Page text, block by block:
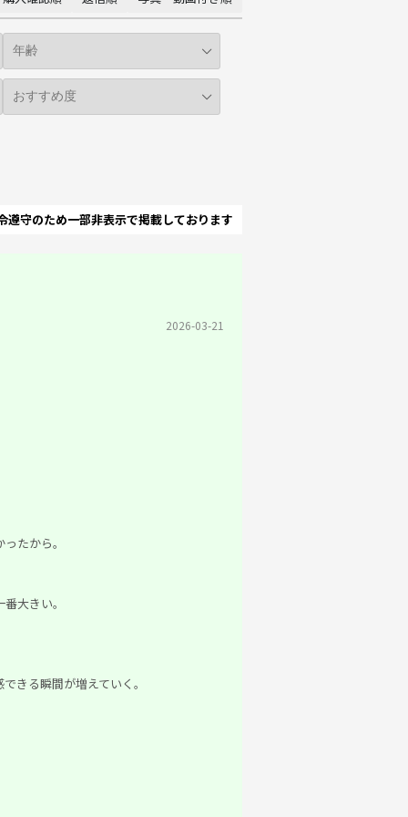
遵守のため一部非表示で掲載しております
2026-03-21
たから。
大きい。
きる瞬間が増えていく。